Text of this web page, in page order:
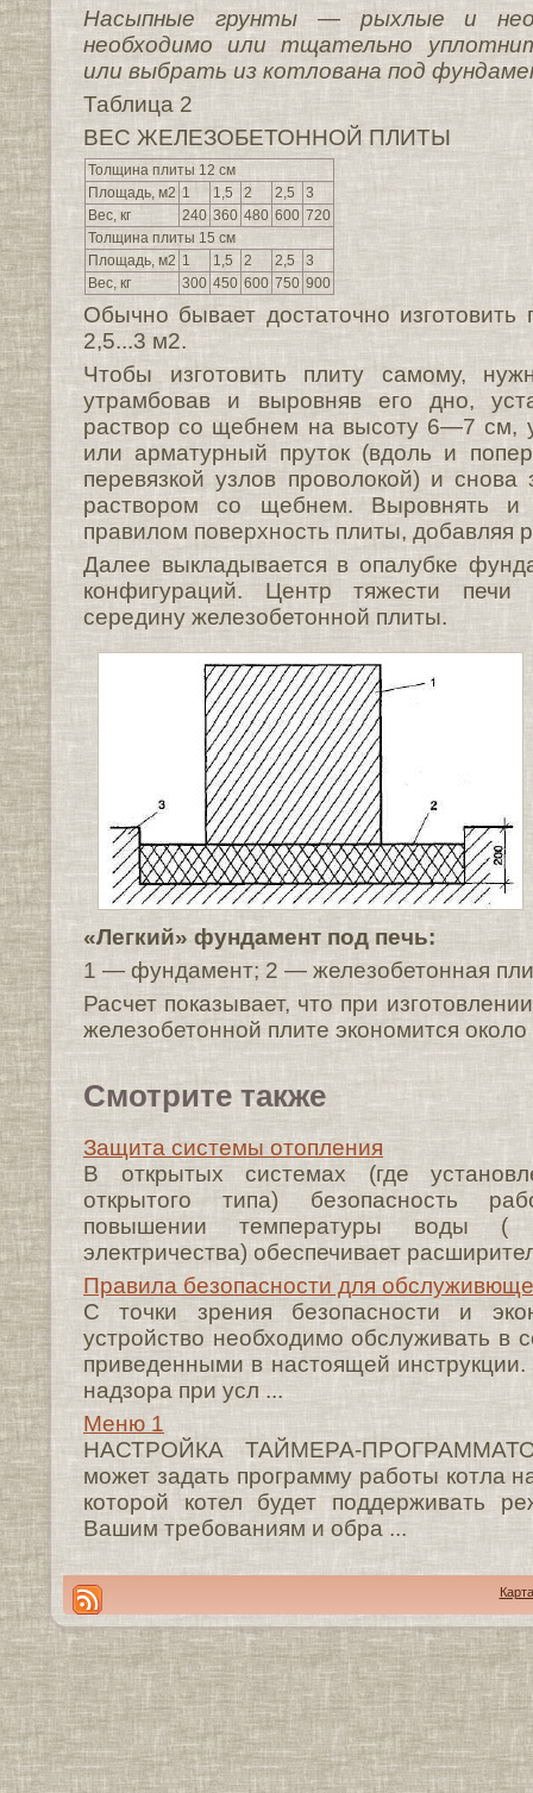
Насыпные грунты — рыхлые и
необходимо или тщательно
или выбрать из котлована под
Таблица 2
ВЕС ЖЕЛЕЗОБЕТОННОЙ ПЛИТЫ
Толщина плиты 12 см
Площадь, м2 1 1,5 2 2,5
3
Вес, кг
240 360 480 600 720
Толщина плиты 15 см
Площадь, м2 1 1,5 2 2,5
3
Вес, кг
300 450 600 750 900
Обычно бывает достаточно
2,5...3 м2.
Чтобы изготовить плиту самому,
утрамбовав и выровняв его дно,
раствор со щебнем на высоту 6—7 см,
или арматурный пруток (вдоль и
перевязкой узлов проволокой) и
раствором со щебнем. Выровнять
правилом поверхность плиты, добавляя
Далее выкладывается в опалубке
конфигураций. Центр тяжести
середину железобетонной плиты.
«Легкий» фундамент под печь:
1 — фундамент; 2 — железобетонная
Расчет показывает, что при
железобетонной плите экономится
Смотрите также
Защита системы отопления
В открытых системах (где
открытого типа) безопасность
повышении температуры воды (
электричества) обеспечивает
Правила безопасности для
С точки зрения безопасности и
устройство необходимо обслуживать в
приведенными в настоящей
надзора при усл ...
Меню 1
НАСТРОЙКА ТАЙМЕРА-
может задать программу работы котла
которой котел будет поддерживать
Вашим требованиям и обра ...